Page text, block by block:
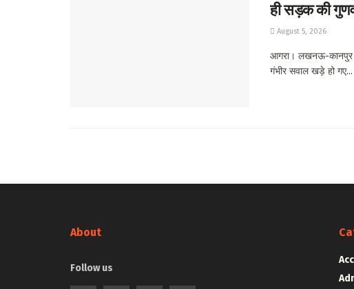
ही सड़क की
August 5, 2026
आगरा। लखनऊ-कानपुर
गंभीर सवाल खड़े हो गए...
About
Follow us